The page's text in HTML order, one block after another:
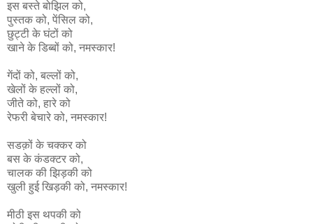
इस बस्ते बोझिल को,
पुस्तक को, पेंसिल को,
छुट्टी के घंटों को
खाने के डिब्बों को, नमस्कार!
गेंदों को, बल्लों को,
खेलों के हल्लों को,
जीते को, हारे को
रेफरी बेचारे को, नमस्कार!
सडक़ों के चक्कर को
बस के कंडक्टर को,
चालक की झिड़की को
खुली हुई खिड़की को, नमस्कार!
मीठी इस थपकी को